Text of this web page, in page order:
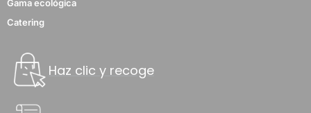
Gama ecológica
Catering
Haz clic y recoge